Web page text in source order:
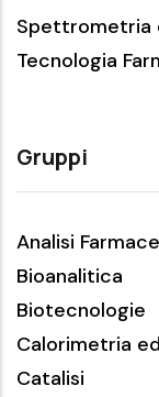
Spettrometria
Tecnologia
Gruppi
Analisi
Bioanalitica
Biotecnologie
Calorimetria
Catalisi